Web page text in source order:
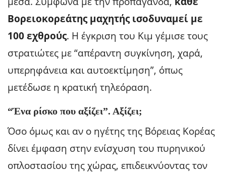
Βορειοκορεάτης μαχητής ισοδυναμεί με
100 εχθρούς. Η έγκριση του Κιμ γέμισε τους
στρατιώτες με “απέραντη συγκίνηση, χαρά,
υπερηφάνεια και αυτοεκτίμηση”, όπως
μετέδωσε η κρατική τηλεόραση.
“Ένα ρίσκο που αξίζει”. Αξίζει;
Όσο όμως και αν ο ηγέτης της Βόρειας Κορέας
δίνει έμφαση στην ενίσχυση του πυρηνικού
οπλοστασίου της χώρας, επιδεικνύοντας τον